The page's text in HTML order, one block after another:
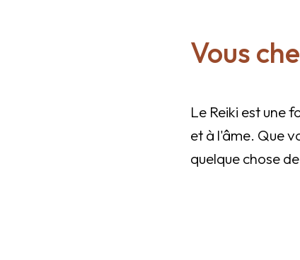
Vous
Le Reiki est une
et à l'âme. Que
quelque chose